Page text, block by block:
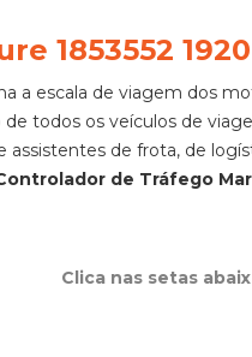
a escala de viagem dos
todos os veículos de
assistentes de frota, de
de Tráfego
Clica nas setas